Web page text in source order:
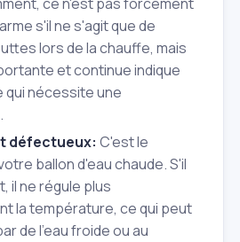
s'il ne s'agit que de
lors de la chauffe, mais
et continue indique
qui nécessite une
défectueux: C'est le
ballon d'eau chaude. S'il
il ne régule plus
la température, ce qui peut
de l'eau froide ou au